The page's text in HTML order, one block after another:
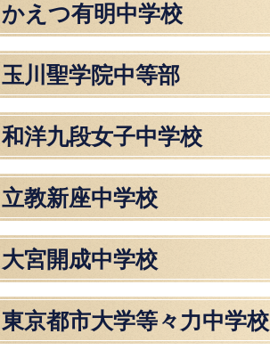
かえつ有明中学校
玉川聖学院中等部
和洋九段女子中学校
立教新座中学校
大宮開成中学校
東京都市大学等々力中学校